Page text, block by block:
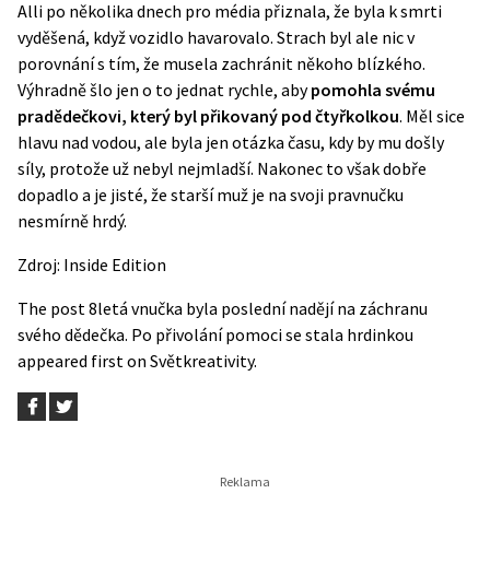
Alli po několika dnech pro média přiznala, že byla k smrti
vyděšená, když vozidlo havarovalo. Strach byl ale nic v
porovnání s tím, že musela zachránit někoho blízkého.
Výhradně šlo jen o to jednat rychle, abypomohla svému
pradědečkovi, který byl přikovaný pod čtyřkolkou. Měl sice
hlavu nad vodou, ale byla jen otázka času, kdy by mu došly
síly, protože už nebyl nejmladší. Nakonec to však dobře
dopadlo a je jisté, že starší muž je na svoji pravnučku
nesmírně hrdý.
Zdroj: Inside Edition
The post8letá vnučka byla poslední nadějí na záchranu
svého dědečka. Po přivolání pomoci se stala hrdinkou
appeared first on Světkreativity.